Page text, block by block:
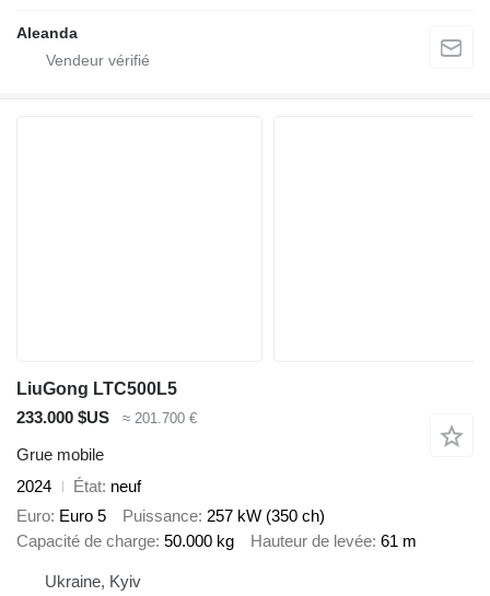
Aleanda
LiuGong LTC500L5
233.000 $US
≈ 201.700 €
Grue mobile
2024
État neuf
Euro Euro 5 Puissance 257 kW (350 ch)
Capacité de charge 50.000 kg Hauteur de levée 61 m
Ukraine, Kyiv